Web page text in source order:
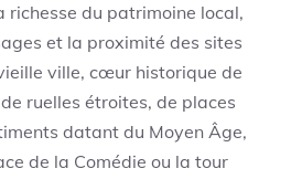
richesse du patrimoine local,
et la proximité des sites
ville, cœur historique de
ruelles étroites, de places
datant du Moyen Âge,
de la Comédie ou la tour